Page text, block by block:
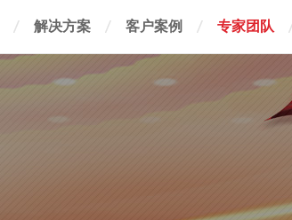
解决方案 客户案例 专家团队